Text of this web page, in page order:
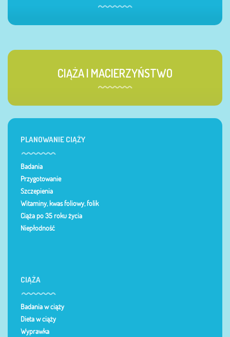
CIĄŻA I MACIERZYŃSTWO
PLANOWANIE CIĄŻY
Badania
Przygotowanie
Szczepienia
Witaminy, kwas foliowy, folik
Ciąża po 35 roku życia
Niepłodność
CIĄŻA
Badania w ciąży
Dieta w ciąży
Wyprawka